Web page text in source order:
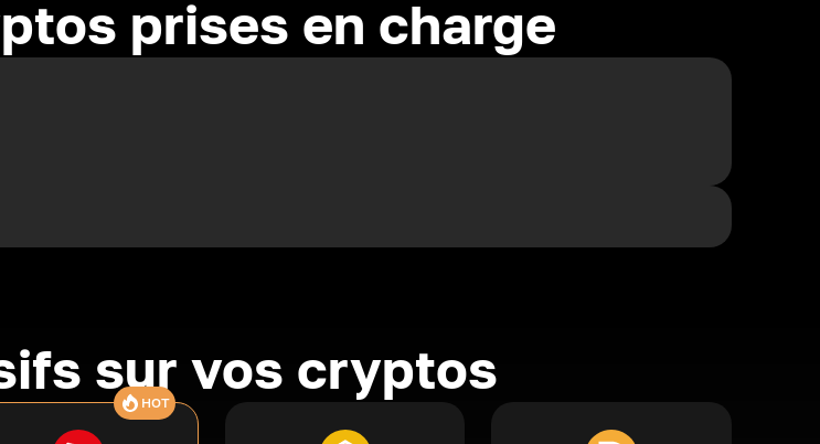
prises en charge
sur vos cryptos
HOT